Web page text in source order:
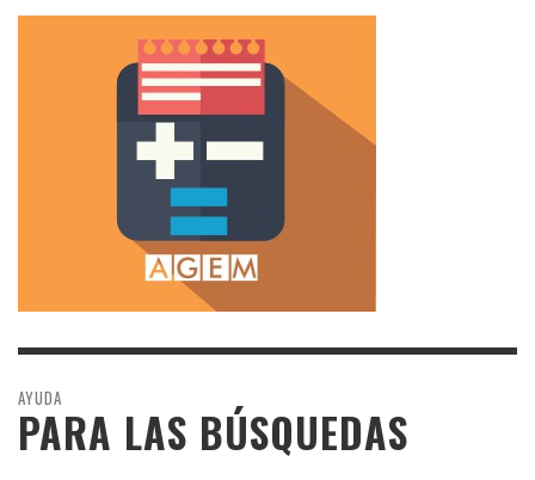
AYUDA
PARA LAS BÚSQUEDAS